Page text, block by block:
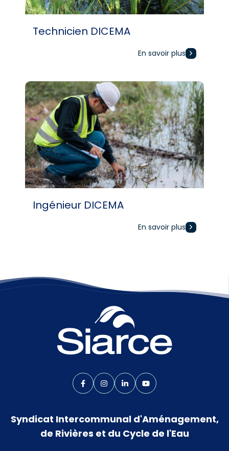
Technicien DICEMA
En savoir plus
Ingénieur DICEMA
En savoir plus
Lien vers le compte Facebook
Lien vers le compte Instagram
Lien vers le compte Linkedin
Lien vers la chaîne
Syndicat Intercommunal d'Aménagement,
de Rivières et du Cycle de l'Eau